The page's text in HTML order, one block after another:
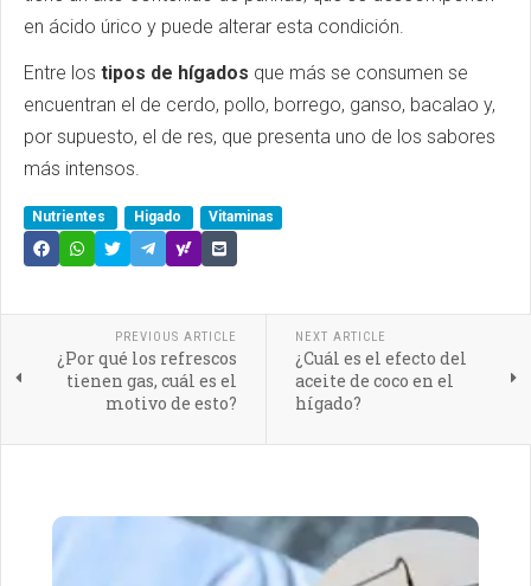
en ácido úrico y puede alterar esta condición.
Entre los tipos de hígados que más se consumen se
encuentran el de cerdo, pollo, borrego, ganso, bacalao y,
por supuesto, el de res, que presenta uno de los sabores
más intensos.
Nutrientes Higado Vitaminas
PREVIOUS ARTICLE
¿Por qué los refrescos
tienen gas, cuál es el
motivo de esto?
NEXT ARTICLE
¿Cuál es el efecto del
aceite de coco en el
hígado?